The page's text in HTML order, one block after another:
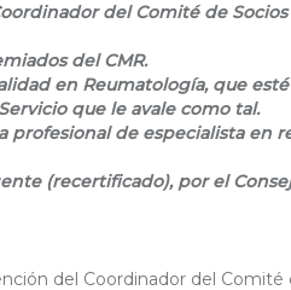
del Comité de
del CMR.
en Reumatología, que
que le avale como tal.
profesional de especialista en
(recertificado), por el
del Coordinador del Comité